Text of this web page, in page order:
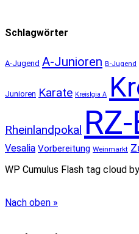
Schlagwörter
A-Jugend A-Junioren B-Jugend
Junioren Karate Kreislgia A
Rheinlandpokal
Vesalia Vorbereitung Weinmarkt
WP Cumulus Flash tag cloud by
Nach oben »